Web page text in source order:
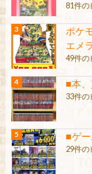
81件の
ポケ
エメ
49件の
■本
33件の
■ゲ
29件の